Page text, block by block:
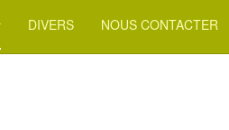
DIVERS NOUS CONTACTER